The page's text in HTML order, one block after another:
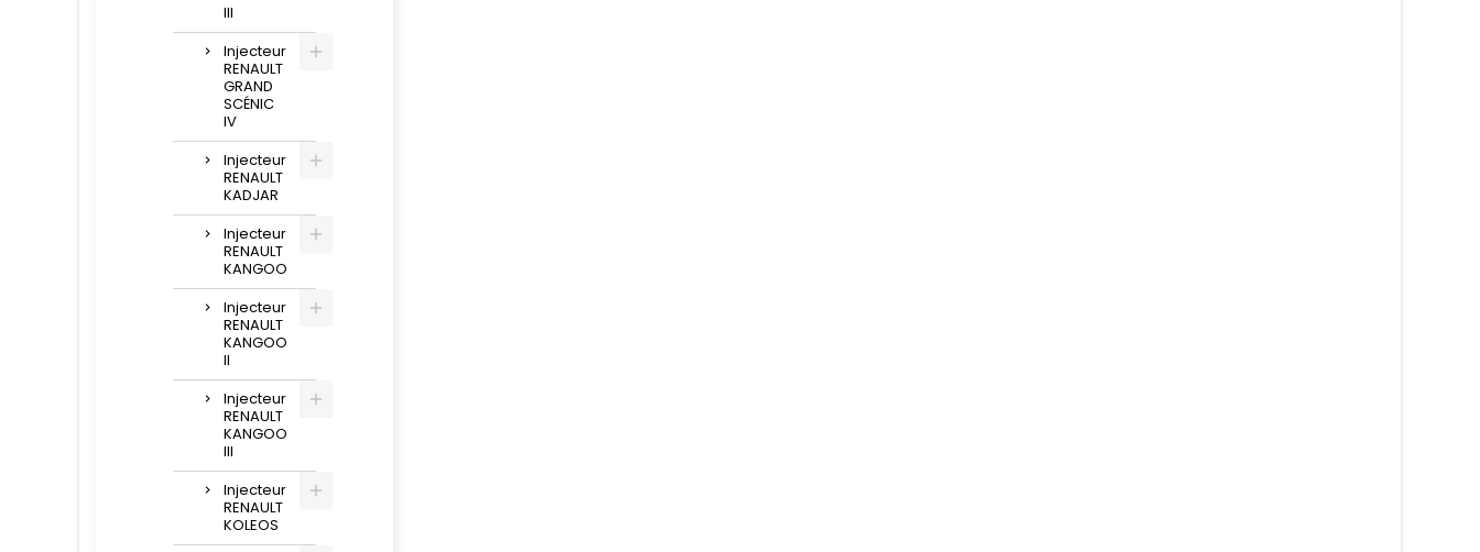
III
Injecteur
RENAULT
GRAND
SCÉNIC
IV
Injecteur
RENAULT
KADJAR
Injecteur
RENAULT
KANGOO
Injecteur
RENAULT
KANGOO
II
Injecteur
RENAULT
KANGOO
III
Injecteur
RENAULT
KOLEOS